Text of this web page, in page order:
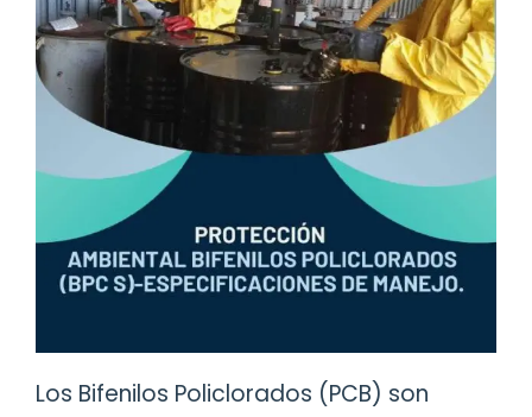
Los Bifenilos Policlorados (PCB) son